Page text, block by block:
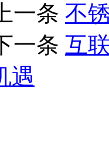
上一条 不
一条 互
遇